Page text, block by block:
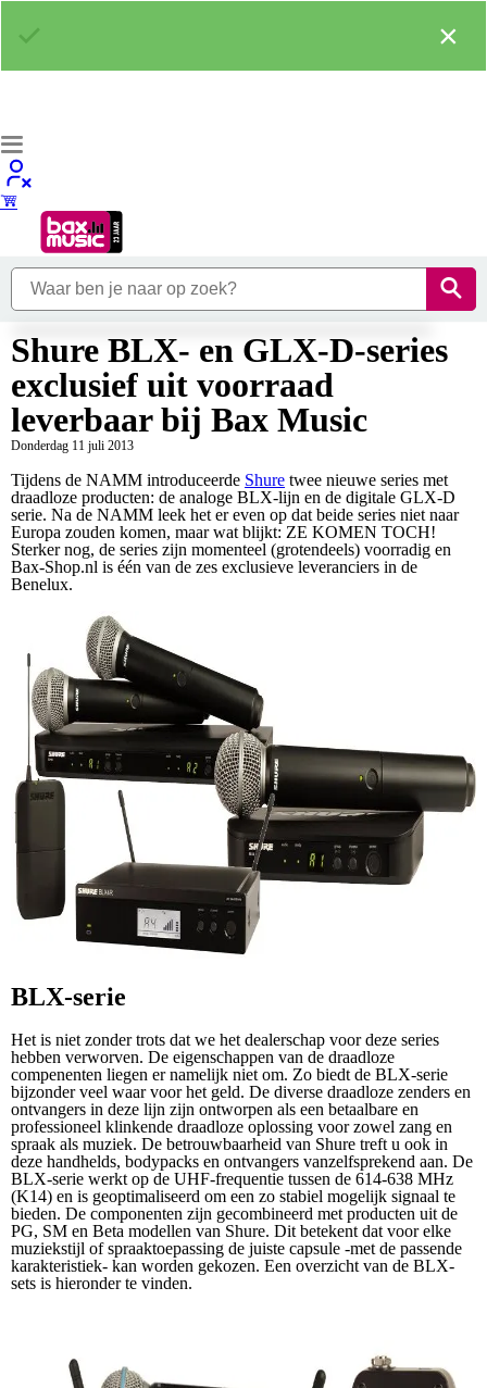
Shure BLX- en GLX-D-series
exclusief uit voorraad
leverbaar bij Bax Music
Donderdag 11 juli 2013
Tijdens de NAMM introduceerde Shure twee nieuwe series met
draadloze producten: de analoge BLX-lijn en de digitale GLX-D
serie. Na de NAMM leek het er even op dat beide series niet naar
Europa zouden komen, maar wat blijkt: ZE KOMEN TOCH!
Sterker nog, de series zijn momenteel (grotendeels) voorradig en
Bax-Shop.nl is één van de zes exclusieve leveranciers in de
Benelux.
BLX-serie
Het is niet zonder trots dat we het dealerschap voor deze series
hebben verworven. De eigenschappen van de draadloze
compenenten liegen er namelijk niet om. Zo biedt de BLX-serie
bijzonder veel waar voor het geld. De diverse draadloze zenders en
ontvangers in deze lijn zijn ontworpen als een betaalbare en
professioneel klinkende draadloze oplossing voor zowel zang en
spraak als muziek. De betrouwbaarheid van Shure treft u ook in
deze handhelds, bodypacks en ontvangers vanzelfsprekend aan. De
BLX-serie werkt op de UHF-frequentie tussen de 614-638 MHz
(K14) en is geoptimaliseerd om een zo stabiel mogelijk signaal te
bieden. De componenten zijn gecombineerd met producten uit de
PG, SM en Beta modellen van Shure. Dit betekent dat voor elke
muziekstijl of spraaktoepassing de juiste capsule -met de passende
karakteristiek- kan worden gekozen. Een overzicht van de BLX-
sets is hieronder te vinden.
×